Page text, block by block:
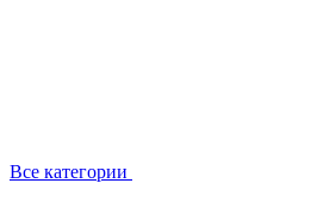
Все категории